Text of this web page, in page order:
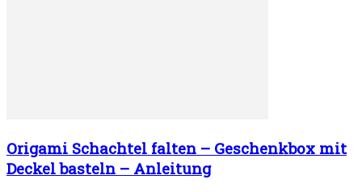
Origami Schachtel falten – Geschenkbox mit
Deckel basteln – Anleitung